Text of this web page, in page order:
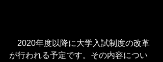
2020年度以降に大学入試制度の改革
が行われる予定です。その内容につい